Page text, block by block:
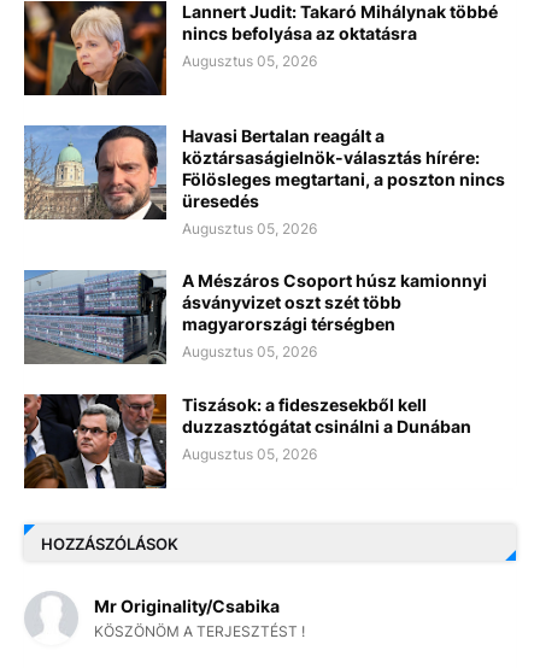
Lannert Judit: Takaró Mihálynak többé
nincs befolyása az oktatásra
Augusztus 05, 2026
Havasi Bertalan reagált a
köztársaságielnök-választás hírére:
Fölösleges megtartani, a poszton nincs
üresedés
Augusztus 05, 2026
A Mészáros Csoport húsz kamionnyi
ásványvizet oszt szét több
magyarországi térségben
Augusztus 05, 2026
Tiszások: a fideszesekből kell
duzzasztógátat csinálni a Dunában
Augusztus 05, 2026
HOZZÁSZÓLÁSOK
Mr Originality/Csabika
KÖSZÖNÖM A TERJESZTÉST !